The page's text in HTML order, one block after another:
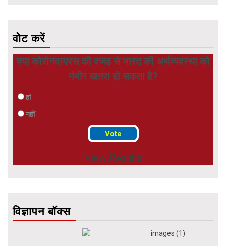
वोट करें
क्या कोरोनवायरस की वजह से भारत की अर्थव्यवस्था को
गंभीर खतरा हो सकता है?
हां
नहीं
View Results
विज्ञापन बॉक्स